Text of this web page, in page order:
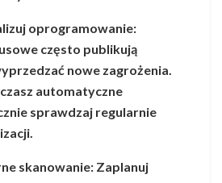
oprogramowanie:
często publikują
nowe zagrożenia.
automatyczne
sprawdzaj regularnie
skanowanie: Zaplanuj